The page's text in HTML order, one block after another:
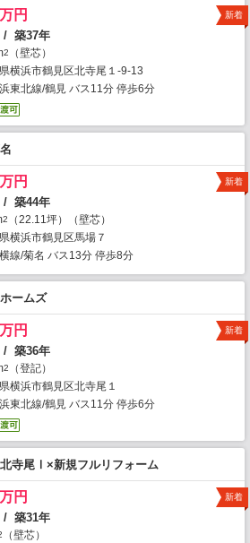
円
/ 築37年
2
（壁芯）
横浜市鶴見区北寺尾１-9-13
東北線/鶴見 バス11分 停歩6分
新着
円
/ 築44年
2
（22.11坪）（壁芯）
横浜市鶴見区馬場７
線/菊名 バス13分 停歩8分
新着
ームズ
円
/ 築36年
2
（登記）
横浜市鶴見区北寺尾１
東北線/鶴見 バス11分 停歩6分
新着
寺尾Ⅰ×新規フルリフォーム
円
/ 築31年
（壁芯）
新着